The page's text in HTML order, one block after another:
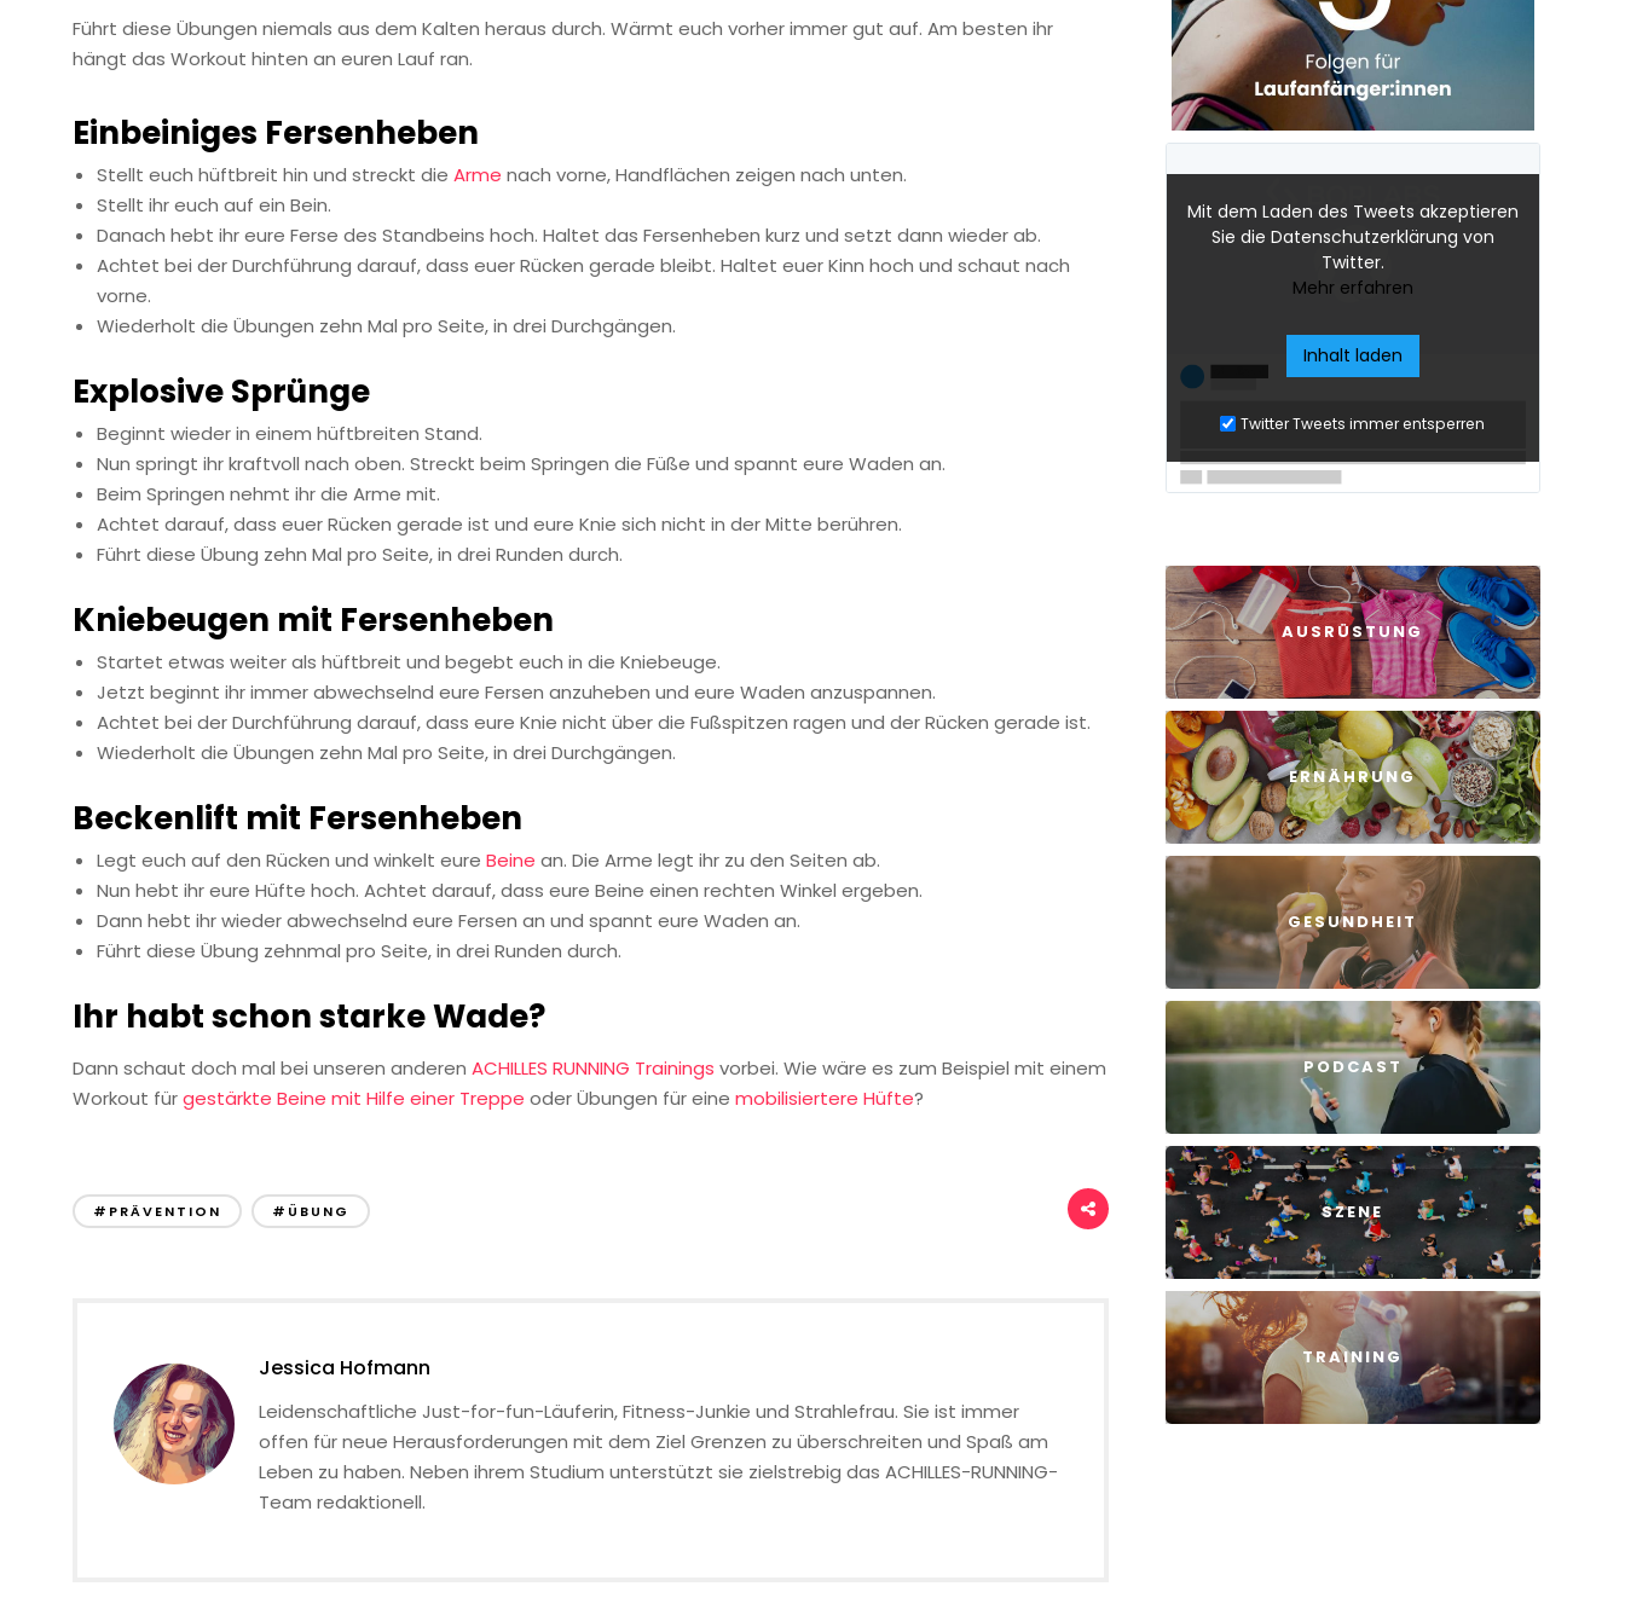
Führt diese Übungen niemals aus dem Kalten heraus durch. Wärmt euch vorher immer gut auf. Am besten ihr
hängt das Workout hinten an euren Lauf ran.
Einbeiniges Fersenheben
Stellt euch hüftbreit hin und streckt die Arme nach vorne, Handflächen zeigen nach unten.
Stellt ihr euch auf ein Bein.
Danach hebt ihr eure Ferse des Standbeins hoch. Haltet das Fersenheben kurz und setzt dann wieder ab.
Achtet bei der Durchführung darauf, dass euer Rücken gerade bleibt. Haltet euer Kinn hoch und schaut nach
vorne.
Wiederholt die Übungen zehn Mal pro Seite, in drei Durchgängen.
Explosive Sprünge
Beginnt wieder in einem hüftbreiten Stand.
Nun springt ihr kraftvoll nach oben. Streckt beim Springen die Füße und spannt eure Waden an.
Beim Springen nehmt ihr die Arme mit.
Achtet darauf, dass euer Rücken gerade ist und eure Knie sich nicht in der Mitte berühren.
Führt diese Übung zehn Mal pro Seite, in drei Runden durch.
Kniebeugen mit Fersenheben
Startet etwas weiter als hüftbreit und begebt euch in die Kniebeuge.
Jetzt beginnt ihr immer abwechselnd eure Fersen anzuheben und eure Waden anzuspannen.
Achtet bei der Durchführung darauf, dass eure Knie nicht über die Fußspitzen ragen und der Rücken gerade ist.
Wiederholt die Übungen zehn Mal pro Seite, in drei Durchgängen.
Beckenlift mit Fersenheben
Legt euch auf den Rücken und winkelt eure Beine an. Die Arme legt ihr zu den Seiten ab.
Nun hebt ihr eure Hüfte hoch. Achtet darauf, dass eure Beine einen rechten Winkel ergeben.
Dann hebt ihr wieder abwechselnd eure Fersen an und spannt eure Waden an.
Führt diese Übung zehnmal pro Seite, in drei Runden durch.
Ihr habt schon starke Wade?
Dann schaut doch mal bei unseren anderen ACHILLES RUNNING Trainings vorbei. Wie wäre es zum Beispiel mit einem
Workout fürgestärkte Beine mit Hilfe einer Treppe oder Übungen für eine mobilisiertere Hüfte?
#PRÄVENTION #ÜBUNG
Jessica Hofmann
Leidenschaftliche Just-for-fun-Läuferin, Fitness-Junkie und Strahlefrau. Sie ist immer
offen für neue Herausforderungen mit dem Ziel Grenzen zu überschreiten und Spaß am
Leben zu haben. Neben ihrem Studium unterstützt sie zielstrebig das ACHILLES-RUNNING-
Team redaktionell.
Mit dem Laden des Tweets akzeptieren
Sie die Datenschutzerklärung von
Twitter.
Mehr erfahren
Inhalt laden
Twitter Tweets immer entsperren
AUSRÜSTUNG
ERNÄHRUNG
GESUNDHEIT
PODCAST
SZENE
TRAINING